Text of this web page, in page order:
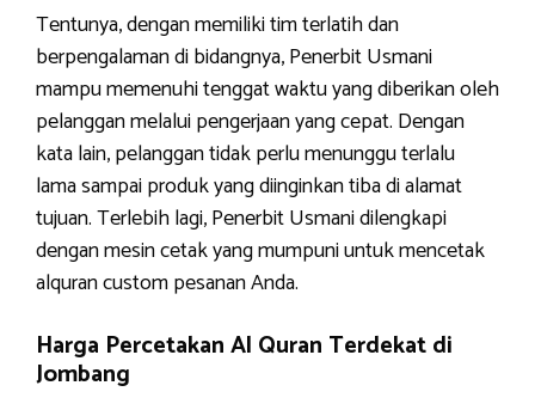
Tentunya, dengan memiliki tim terlatih dan
berpengalaman di bidangnya, Penerbit Usmani
mampu memenuhi tenggat waktu yang diberikan oleh
pelanggan melalui pengerjaan yang cepat. Dengan
kata lain, pelanggan tidak perlu menunggu terlalu
lama sampai produk yang diinginkan tiba di alamat
tujuan. Terlebih lagi, Penerbit Usmani dilengkapi
dengan mesin cetak yang mumpuni untuk mencetak
alquran custom pesanan Anda.
Harga Percetakan Al Quran Terdekat di
Jombang